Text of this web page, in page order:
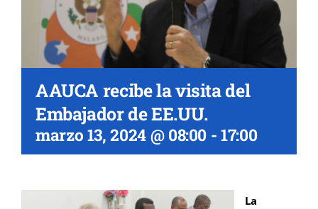
CONTÁCTENOS
ACCESOS DIRECTOS
AAUCA recibe la visita del
Embajador de EE.UU.
marzo 13, 2024 @ 08:00 -17:00
La